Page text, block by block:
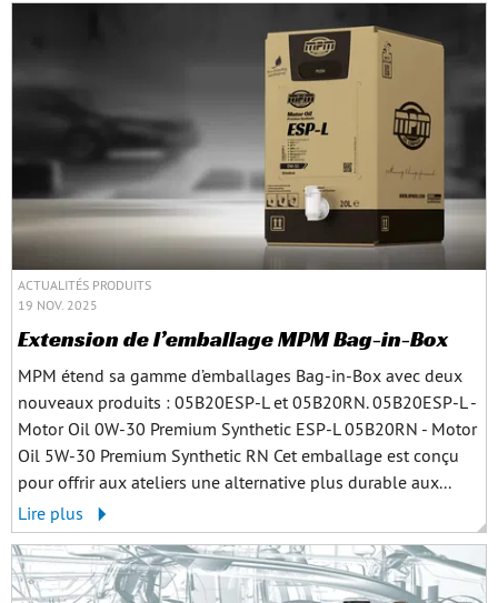
ACTUALITÉS PRODUITS
19 NOV. 2025
Extension de l’emballage MPM Bag-in-Box
MPM étend sa gamme d’emballages Bag-in-Box avec deux
nouveaux produits : 05B20ESP-L et 05B20RN. 05B20ESP-L -
Motor Oil 0W-30 Premium Synthetic ESP-L 05B20RN - Motor
Oil 5W-30 Premium Synthetic RN Cet emballage est conçu
pour offrir aux ateliers une alternative plus durable aux...
Lire plus